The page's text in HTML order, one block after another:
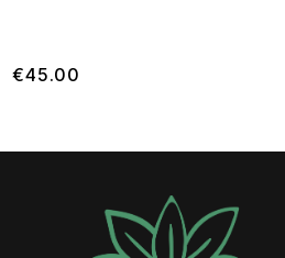
€45.00